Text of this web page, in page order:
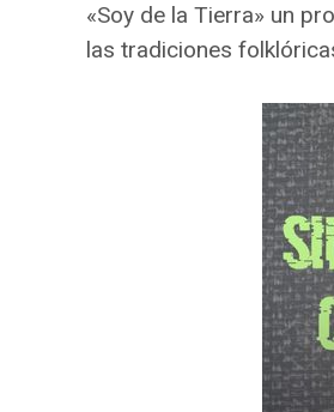
«Soy de la Tierra» un
las tradiciones